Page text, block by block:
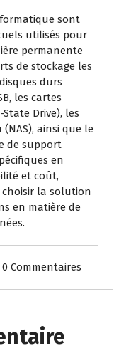
sont
utilisés pour
permanente
de stockage les
durs
les cartes
State Drive), les
ainsi que le
de support
en
et coût,
la solution
en matière de
0 Commentaires